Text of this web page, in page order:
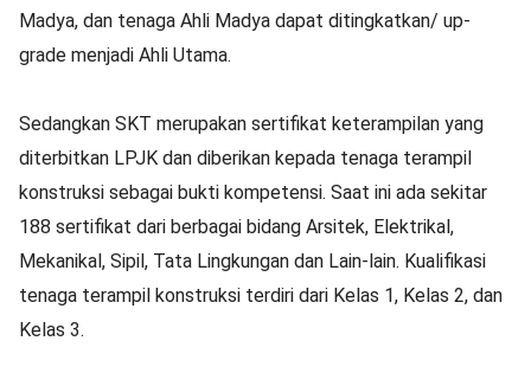
Madya, dan tenaga Ahli Madya dapat ditingkatkan/ up-
grade menjadi Ahli Utama.
Sedangkan SKT merupakan sertifikat keterampilan yang
diterbitkan LPJK dan diberikan kepada tenaga terampil
konstruksi sebagai bukti kompetensi. Saat ini ada sekitar
188 sertifikat dari berbagai bidang Arsitek, Elektrikal,
Mekanikal, Sipil, Tata Lingkungan dan Lain-lain. Kualifikasi
tenaga terampil konstruksi terdiri dari Kelas 1, Kelas 2, dan
Kelas 3.